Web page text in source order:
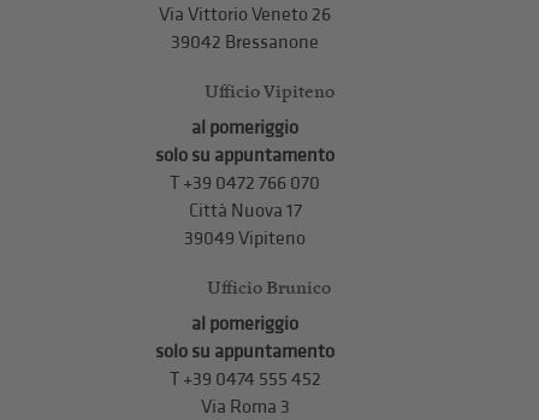
Via Vittorio Veneto 26
39042 Bressanone
Ufficio Vipiteno
al pomeriggio
solo su appuntamento
T +39 0472 766 070
Città Nuova 17
39049 Vipiteno
Ufficio Brunico
al pomeriggio
solo su appuntamento
T+39 0474 555 452
Via Roma 3